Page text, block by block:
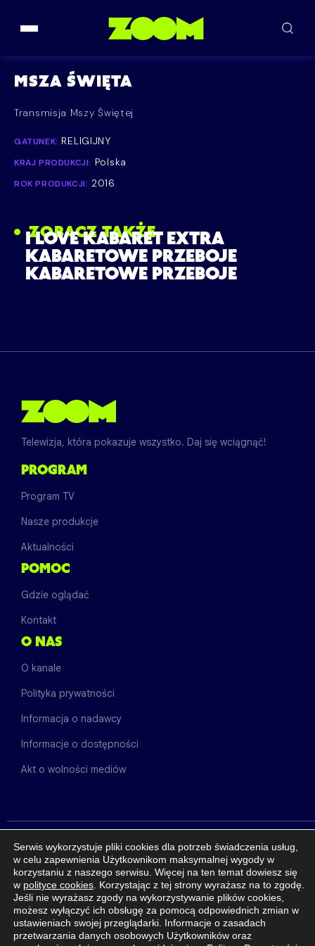
MSZA ŚWIĘTA
Transmisja Mszy Świętej
GATUNEK: RELIGIJNY
KRAJ PRODUKCJI: Polska
ROK PRODUKCJI: 2016
ZOBACZ TAKŻE
I LOVE KABARET EXTRA
KABARETOWE PRZEBOJE
KABARETOWE PRZEBOJE
Telewizja, która pokazuje wszystko. Daj się wciągnąć!
PROGRAM
Program TV
Nasze produkcje
Aktualności
POMOC
Gdzie oglądać
Kontakt
O NAS
O kanale
Polityka prywatności
Informacja o nadawcy
Informacje o dostępności
Akt o wolności mediów
INNE KANAŁY
Serwis wykorzystuje pliki cookies dla potrzeb świadczenia usług,
w celu zapewnienia Użytkownikom maksymalnej wygody w
korzystaniu z naszego serwisu. Więcej na ten temat dowiesz się
w polityce cookies . Korzystając z tej strony wyrażasz na to zgodę.
Jeśli nie wyrażasz zgody na wykorzystywanie plików cookies,
możesz wyłączyć ich obsługę za pomocą odpowiednich zmian w
ustawieniach swojej przeglądarki. Informacje o zasadach
przetwarzania danych osobowych Użytkowników oraz